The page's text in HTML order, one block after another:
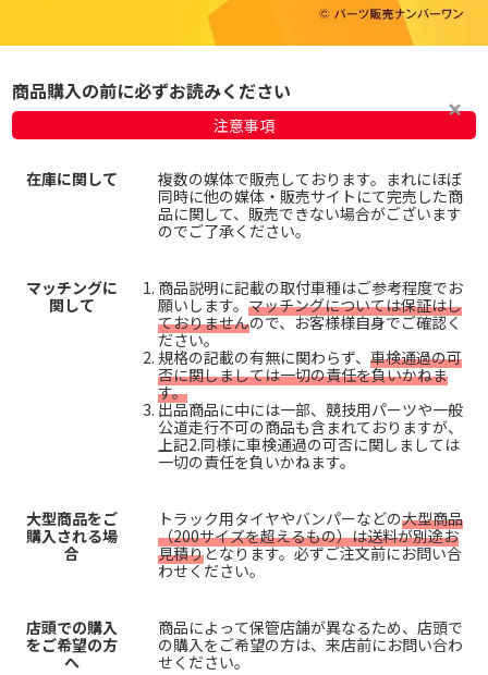
商品購入の前に必ずお読みください
注意事項
在庫に関して
複数の媒体で販売しております。まれにほぼ
同時に他の媒体・販売サイトにて完売した商
品に関して、販売できない場合がございます
のでご了承ください。
マッチングに
関して
商品説明に記載の取付車種はご参考程度でお
願いします。 マッチングについては保証はし
ておりませんので、お客様様自身でご確認く
ださい。
規格の記載の有無に関わらず、 車検通過の可
否に関しましては一切の責任を負いかねま
す。
出品商品に中には一部、競技用パーツや一般
公道走行不可の商品も含まれておりますが、
上記2.同様に車検通過の可否に関しましては
一切の責任を負いかねます。
大型商品をご
購入される場
合
トラック用タイヤやバンパーなどの大型商品
（200サイズを超えるもの）は送料が別途お
見積りとなります。必ずご注文前にお問い合
わせください。
店頭での購入
をご希望の方
へ
商品によって保管店舗が異なるため、店頭で
の購入をご希望の方は、来店前にお問い合わ
せください。